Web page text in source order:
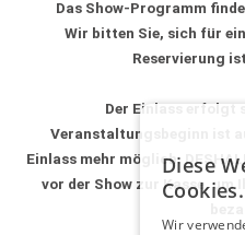
Das Show-Programm
Wir bitten Sie, sich für
Reservierung
Der Einlass erfolgt
Veranstaltungsbeginn ist
Einlass mehr möglich.
vor der Show zur Kasse,um
Diese
Cookies.
Wir